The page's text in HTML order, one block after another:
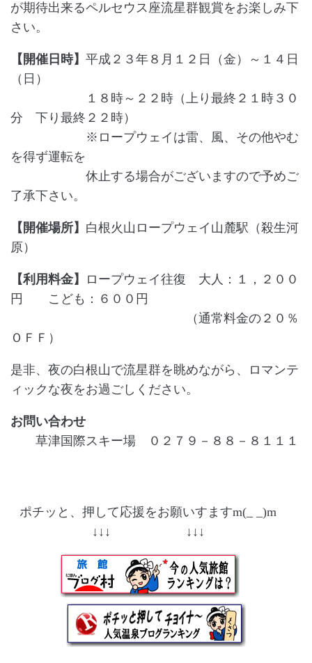
が期待出来るペルセウス座流星群観賞をお楽しみ下
さい。
【開催日時】 平成２３年８月１２日（金）～１４日
（日）
１８時～２２時（上り最終２１時３０
分 下り最終２２時）
※ロープウェイは雷、風、その他やむ
を得ず運転を
休止する場合がございますので予めご
了承下さい。
【開催場所】 白根火山ロープウェイ山麓駅（殺生河
原）
【利用料金】
ロープウェイ往復 大人：１，２００
円 こども：６００円
（通常料金の２０％
ＯＦＦ）
是非、夜の白根山で流星群を眺めながら、ロマンテ
ィックな夜をお過ごしください。
お問い合わせ
草津国際スキー場 ０２７９－８８－８１１１
ポチッと、押して応援をお願いすますm(_ _)m
↓↓↓ ↓↓↓